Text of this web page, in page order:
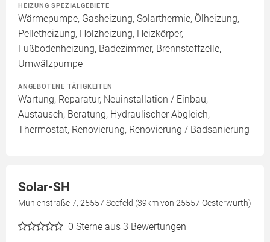
HEIZUNG SPEZIALGEBIETE
Wärmepumpe, Gasheizung, Solarthermie, Ölheizung,
Pelletheizung, Holzheizung, Heizkörper,
Fußbodenheizung, Badezimmer, Brennstoffzelle,
Umwälzpumpe
ANGEBOTENE TÄTIGKEITEN
Wartung, Reparatur, Neuinstallation / Einbau,
Austausch, Beratung, Hydraulischer Abgleich,
Thermostat, Renovierung, Renovierung / Badsanierung
Solar-SH
Mühlenstraße 7, 25557 Seefeld (39km von 25557 Oesterwurth)
0 Sterne aus 3 Bewertungen